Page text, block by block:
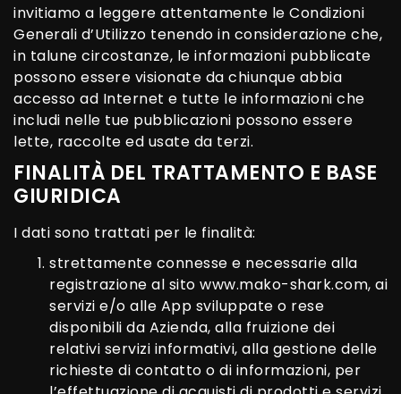
invitiamo a leggere attentamente le Condizioni
Generali d’Utilizzo tenendo in considerazione che,
in talune circostanze, le informazioni pubblicate
possono essere visionate da chiunque abbia
accesso ad Internet e tutte le informazioni che
includi nelle tue pubblicazioni possono essere
lette, raccolte ed usate da terzi.
FINALITÀ DEL TRATTAMENTO E BASE
GIURIDICA
I dati sono trattati per le finalità:
strettamente connesse e necessarie alla
registrazione al sito www.mako-shark.com, ai
servizi e/o alle App sviluppate o rese
disponibili da Azienda, alla fruizione dei
relativi servizi informativi, alla gestione delle
richieste di contatto o di informazioni, per